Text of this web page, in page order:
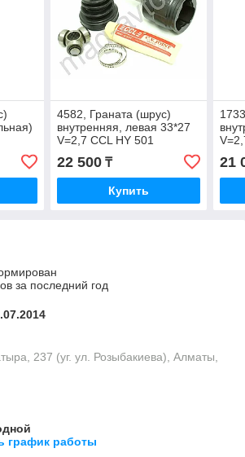
4582, Граната (шрус)
внутренняя, левая 33*27
V=2,7 CCL HY 501
22 500₸
Купить
21
за последний год
237 (уг. ул. Розыбакиева), Алматы,
график работы